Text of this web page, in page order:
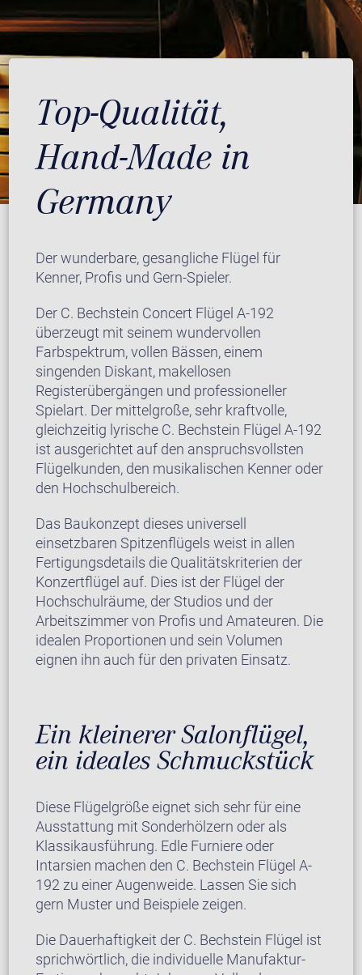
Top-Qualität,
Hand-Made in
Germany
Der wunderbare, gesangliche Flügel für
Kenner, Profis und Gern-Spieler.
Der C. Bechstein Concert Flügel A-192
überzeugt mit seinem wundervollen
Farbspektrum, vollen Bässen, einem
singenden Diskant, makellosen
Registerübergängen und professioneller
Spielart. Der mittelgroße, sehr kraftvolle,
gleichzeitig lyrische C. Bechstein Flügel A-192
ist ausgerichtet auf den anspruchsvollsten
Flügelkunden, den musikalischen Kenner oder
den Hochschulbereich.
Das Baukonzept dieses universell
einsetzbaren Spitzenflügels weist in allen
Fertigungsdetails die Qualitätskriterien der
Konzertflügel auf. Dies ist der Flügel der
Hochschulräume, der Studios und der
Arbeitszimmer von Profis und Amateuren. Die
idealen Proportionen und sein Volumen
eignen ihn auch für den privaten Einsatz.
Ein kleinerer Salonflügel,
ein ideales Schmuckstück
Diese Flügelgröße eignet sich sehr für eine
Ausstattung mit Sonderhölzern oder als
Klassikausführung. Edle Furniere oder
Intarsien machen den C. Bechstein Flügel A-
192 zu einer Augenweide. Lassen Sie sich
gern Muster und Beispiele zeigen.
Die Dauerhaftigkeit der C. Bechstein Flügel ist
sprichwörtlich, die individuelle Manufaktur-